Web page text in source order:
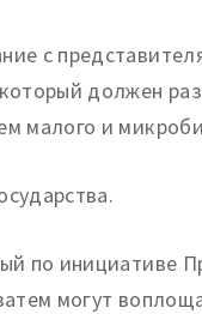
с
должен
малого и
по инициативе
могут